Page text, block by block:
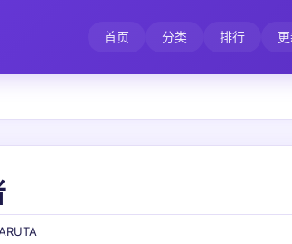
首页 分类 排行